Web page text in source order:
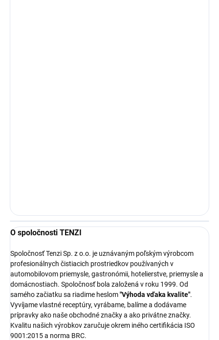
O spoločnosti TENZI
Spoločnosť Tenzi Sp. z o.o. je uznávaným poľským výrobcom
profesionálnych čistiacich prostriedkov používaných v
automobilovom priemysle, gastronómii, hotelierstve, priemysle a
domácnostiach. Spoločnosť bola založená v roku 1999. Od
samého začiatku sa riadime heslom"Výhoda vďaka kvalite".
Vyvíjame vlastné receptúry, vyrábame, balíme a dodávame
prípravky ako naše obchodné značky a ako privátne značky.
Kvalitu našich výrobkov zaručuje okrem iného certifikácia ISO
9001:2015 a norma BRC.